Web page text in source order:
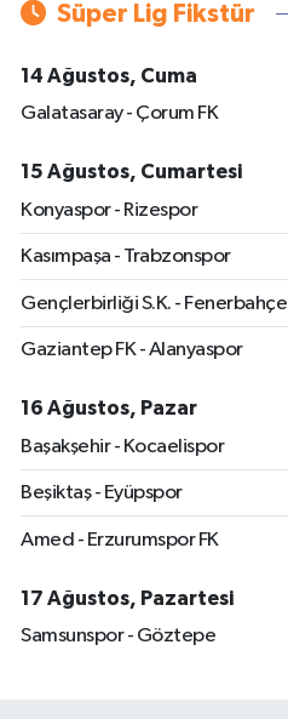
Süper Lig Fikstür
14 Ağustos, Cuma
Galatasaray - Çorum FK
15 Ağustos, Cumartesi
Konyaspor - Rizespor
Kasımpaşa - Trabzonspor
Gençlerbirliği S.K. - Fenerbahçe
Gaziantep FK - Alanyaspor
16 Ağustos, Pazar
Başakşehir - Kocaelispor
Beşiktaş - Eyüpspor
Amed - Erzurumspor FK
17 Ağustos, Pazartesi
Samsunspor - Göztepe